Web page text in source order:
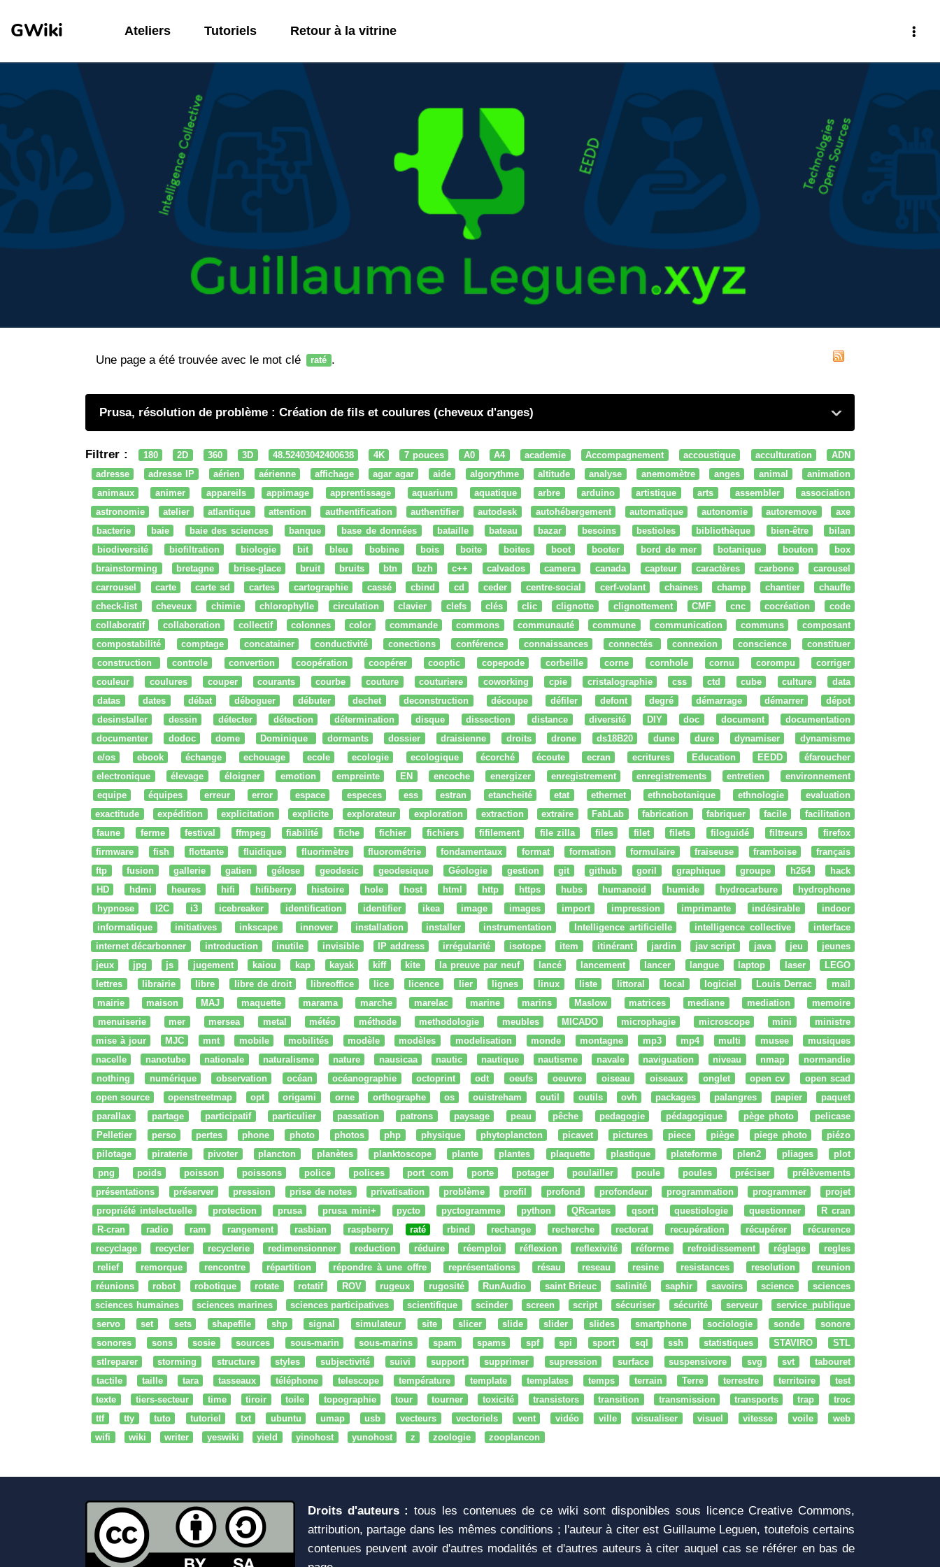
GWiki Ateliers Tutoriels Retour à la vitrine
Une page a été trouvée avec le mot clé raté .
Prusa, résolution de problème : Création de fils et coulures (cheveux d'anges)
Filtrer : 180 2D 360 3D 48.52403042400638 4K 7 pouces A0 A4 academie Accompagnement accoustique acculturation
ADN
adresse
adresse IP aérien aérienne affichage agar agar aide algorythme altitude analyse anemomètre anges animal
animation
animaux
animer appareils appimage apprentissage aquarium aquatique arbre arduino artistique arts assembler
association
astronomie
atelier atlantique attention authentification authentifier autodesk autohébergement automatique autonomie autoremove
axe
bacterie
baie baie des sciences banque base de données bataille bateau bazar besoins bestioles bibliothèque bien-être
bilan
biodiversité
biofiltration biologie bit bleu bobine bois boite boites boot booter bord de mer botanique bouton
box
brainstorming
bretagne brise-glace bruit bruits btn bzh c++ calvados camera canada capteur caractères carbone
carousel
carrousel
carte carte sd cartes cartographie cassé cbind cd ceder centre-social cerf-volant chaines champ chantier
chauffe
check-list
cheveux chimie chlorophylle circulation clavier clefs clés clic clignotte clignottement CMF cnc cocréation
code
collaboratif
collaboration collectif colonnes color commande commons communauté commune communication communs
composant
compostabilité
comptage concatainer conductivité conections conférence connaissances connectés connexion conscience
constituer
construction
controle convertion coopération coopérer cooptic copepode corbeille corne cornhole cornu corompu
corriger
couleur
coulures couper courants courbe couture couturiere coworking cpie cristalographie css ctd cube culture
data
datas
dates débat déboguer débuter dechet deconstruction découpe défiler defont degré démarrage démarrer
dépot
desinstaller
dessin détecter détection détermination disque dissection distance diversité DIY doc document
documentation
documenter
dodoc dome Dominique dormants dossier draisienne droits drone ds18B20 dune dure dynamiser
dynamisme
e/os
ebook échange echouage ecole ecologie ecologique écorché écoute ecran ecritures Education EEDD
éfaroucher
electronique
élevage éloigner emotion empreinte EN encoche energizer enregistrement enregistrements entretien
environnement
equipe
équipes erreur error espace especes ess estran etancheité etat ethernet ethnobotanique ethnologie
evaluation
exactitude
expédition explicitation explicite explorateur exploration extraction extraire FabLab fabrication fabriquer facile
facilitation
faune
ferme festival ffmpeg fiabilité fiche fichier fichiers fifilement file zilla files filet filets filoguidé filtreurs
firefox
firmware
fish flottante fluidique fluorimètre fluorométrie fondamentaux format formation formulaire fraiseuse framboise
français
ftp
fusion gallerie gatien gélose geodesic geodesique Géologie gestion git github goril graphique groupe h264
hack
HD
hdmi heures hifi hifiberry histoire hole host html http https hubs humanoid humide hydrocarbure
hydrophone
hypnose
I2C i3 icebreaker identification identifier ikea image images import impression imprimante indésirable
indoor
informatique
initiatives inkscape innover installation installer instrumentation Intelligence artificielle intelligence collective
interface
internet décarbonner
introduction inutile invisible IP address irrégularité isotope item itinérant jardin jav script java jeu
jeunes
jeux
jpg js jugement kaiou kap kayak kiff kite la preuve par neuf lancé lancement lancer langue laptop laser
LEGO
lettres
librairie libre libre de droit libreoffice lice licence lier lignes linux liste littoral local logiciel Louis Derrac
mail
mairie
maison MAJ maquette marama marche marelac marine marins Maslow matrices mediane mediation
memoire
menuiserie
mer mersea metal météo méthode methodologie meubles MICADO microphagie microscope mini
ministre
mise à jour
MJC mnt mobile mobilités modèle modèles modelisation monde montagne mp3 mp4 multi musee
musiques
nacelle
nanotube nationale naturalisme nature nausicaa nautic nautique nautisme navale naviguation niveau nmap
normandie
nothing
numérique observation océan océanographie octoprint odt oeufs oeuvre oiseau oiseaux onglet open cv
open scad
open source
openstreetmap opt origami orne orthographe os ouistreham outil outils ovh packages palangres papier
paquet
parallax
partage participatif particulier passation patrons paysage peau pêche pedagogie pédagogique pège photo
pelicase
Pelletier
perso pertes phone photo photos php physique phytoplancton picavet pictures piece piège piege photo
piézo
pilotage
piraterie pivoter plancton planètes planktoscope plante plantes plaquette plastique plateforme plen2 pliages
plot
png
poids poisson poissons police polices port com porte potager poulailler poule poules préciser
prélèvements
présentations
préserver pression prise de notes privatisation problème profil profond profondeur programmation programmer
projet
propriété intelectuelle
protection prusa prusa mini+ pycto pyctogramme python QRcartes qsort questiologie questionner
R cran
R-cran
radio ram rangement rasbian raspberry raté rbind rechange recherche rectorat recupération récupérer
récurence
recyclage
recycler recyclerie redimensionner reduction réduire réemploi réflexion reflexivité réforme refroidissement réglage
regles
relief
remorque rencontre répartition répondre à une offre représentations résau reseau resine resistances resolution
reunion
réunions
robot robotique rotate rotatif ROV rugeux rugosité RunAudio saint Brieuc salinité saphir savoirs science
sciences
sciences humaines
sciences marines sciences participatives scientifique scinder screen script sécuriser sécurité serveur
service_publique
servo
set sets shapefile shp signal simulateur site slicer slide slider slides smartphone sociologie sonde
sonore
sonores
sons sosie sources sous-marin sous-marins spam spams spf spi sport sql ssh statistiques STAVIRO
STL
stlreparer
storming structure styles subjectivité suivi support supprimer supression surface suspensivore svg svt
tabouret
tactile
taille tara tasseaux téléphone telescope température template templates temps terrain Terre terrestre territoire
test
texte
tiers-secteur time tiroir toile topographie tour tourner toxicité transistors transition transmission transports trap
troc
ttf
tty tuto tutoriel txt ubuntu umap usb vecteurs vectoriels vent vidéo ville visualiser visuel vitesse voile
web
wifi
wiki writer yeswiki yield yinohost yunohost z zoologie zooplancon
Droits d'auteurs : tous les contenues de ce wiki sont disponibles sous licence Creative Commons,
attribution, partage dans les mêmes conditions ; l'auteur à citer est Guillaume Leguen, toutefois certains
contenues peuvent avoir d'autres modalités et d'autres auteurs à citer auquel cas se référer en bas de